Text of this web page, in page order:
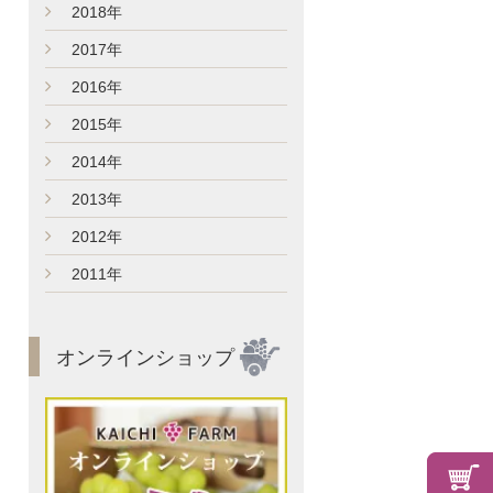
2018年
2017年
2016年
2015年
2014年
2013年
2012年
2011年
オンラインショップ